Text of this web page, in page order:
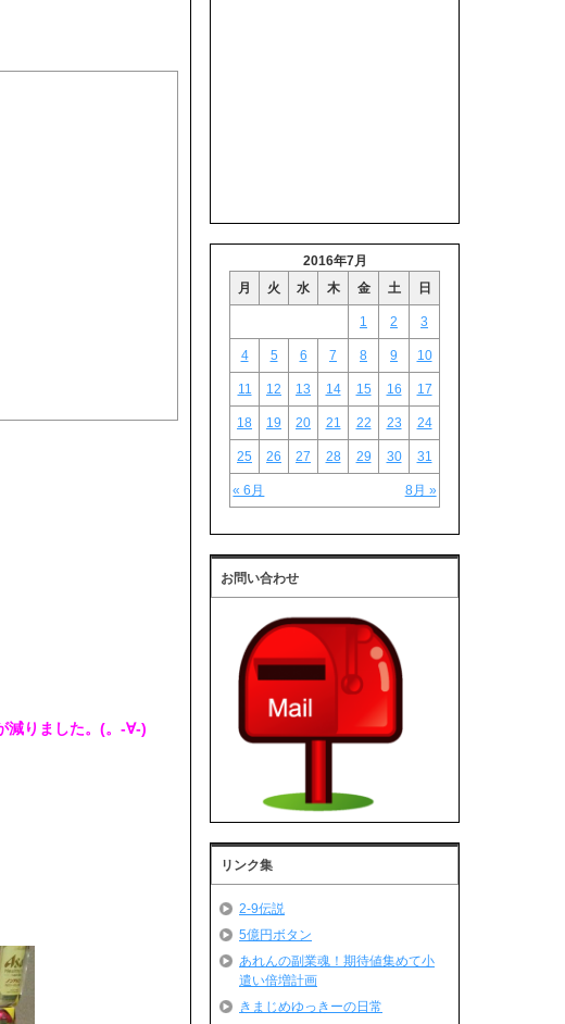
減りました。(。-∀-)
2016年7月
月
火 水 木 金 土 日
« 6月 8月 »
1 2 3
4 5 6 7 8 9 10
11 12 13 14 15 16 17
18 19 20 21 22 23 24
25 26 27 28 29 30 31
お問い合わせ
リンク集
2-9伝説
5億円ボタン
あれんの副業魂！期待値集めて小
遣い倍増計画
きまじめゆっきーの日常